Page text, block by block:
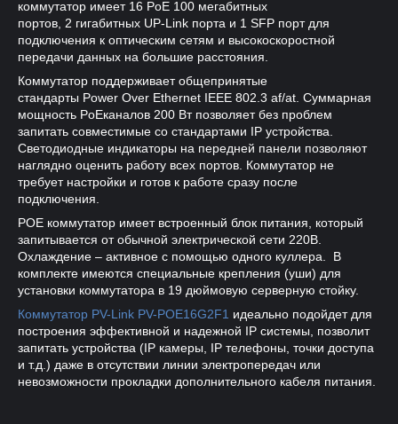
коммутатор имеет 16 PoE 100 мегабитных
портов, 2 гигабитных UP-Link порта и 1 SFP порт для
подключения к оптическим сетям и высокоскоростной
передачи данных на большие расстояния.
Коммутатор поддерживает общепринятые
стандарты Power Over Ethernet IEEE 802.3 af/at. Суммарная
мощность PoEканалов 200 Вт позволяет без проблем
запитать совместимые со стандартами IP устройства.
Светодиодные индикаторы на передней панели позволяют
наглядно оценить работу всех портов. Коммутатор не
требует настройки и готов к работе сразу после
подключения.
POE коммутатор имеет встроенный блок питания, который
запитывается от обычной электрической сети 220В.
Охлаждение – активное с помощью одного куллера. В
комплекте имеются специальные крепления (уши) для
установки коммутатора в 19 дюймовую серверную стойку.
Коммутатор PV-Link PV-POE16G2F1 идеально подойдет для
построения эффективной и надежной IP системы, позволит
запитать устройства (IP камеры, IP телефоны, точки доступа
и т.д.) даже в отсутствии линии электропередач или
невозможности прокладки дополнительного кабеля питания.